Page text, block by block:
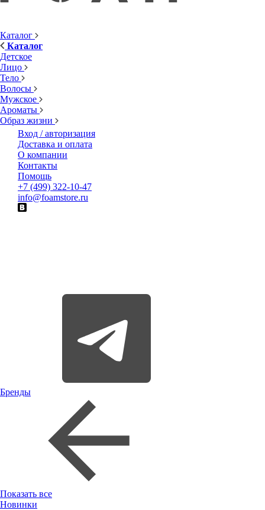
Каталог
Каталог
Детское
Лицо
Тело
Волосы
Мужское
Ароматы
Образ жизни
Вход / авторизация
Доставка и оплата
О компании
Контакты
Помощь
+7 (499) 322-10-47
info@foamstore.ru
Бренды
Показать все
Новинки